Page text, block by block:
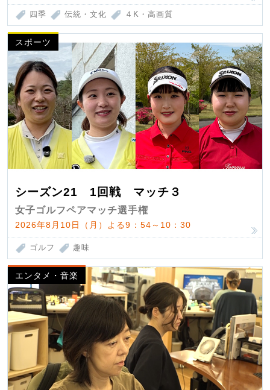
四季 伝統・文化 ４K・高画質
スポーツ
シーズン21 1回戦 マッチ３
女子ゴルフペアマッチ選手権
2026年8月10日（月）よる9：54～10：30
ゴルフ 趣味
エンタメ・音楽